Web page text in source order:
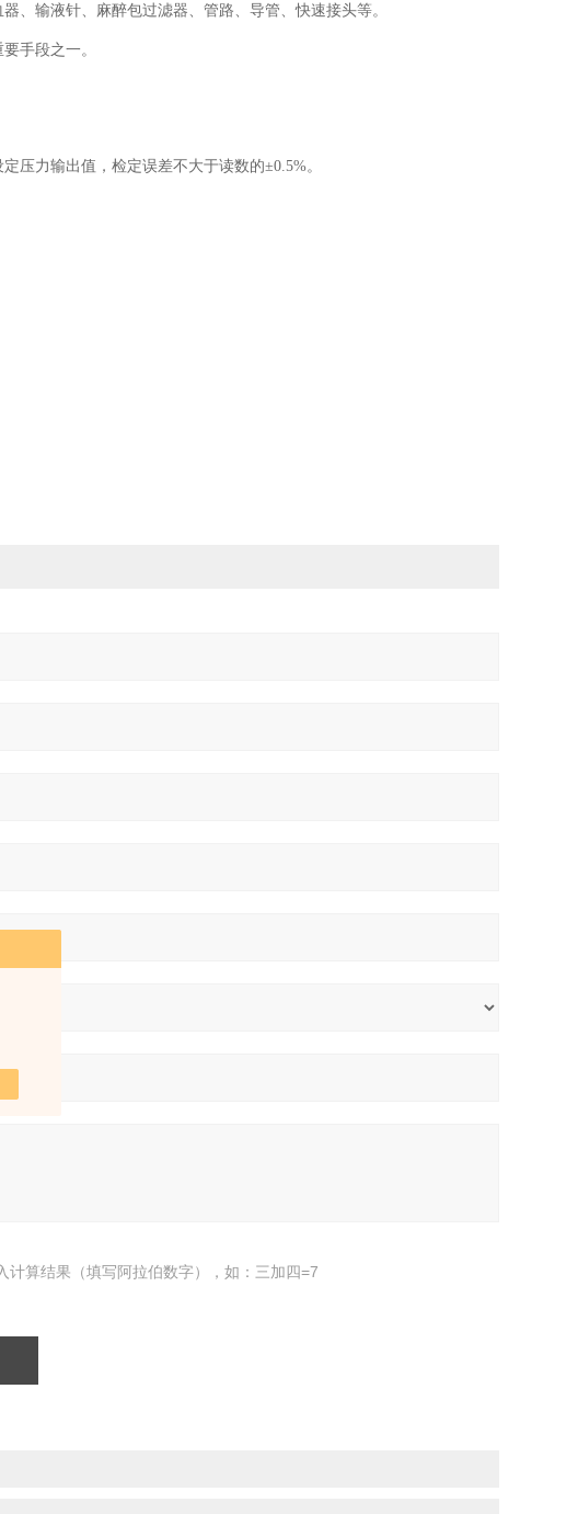
、输液针、麻醉包过滤器、管路、导管、快速接头等。
要手段之一。
定压力输出值，检定误差不大于读数的±0.5%。
计算结果（填写阿拉伯数字），如：三加四=7